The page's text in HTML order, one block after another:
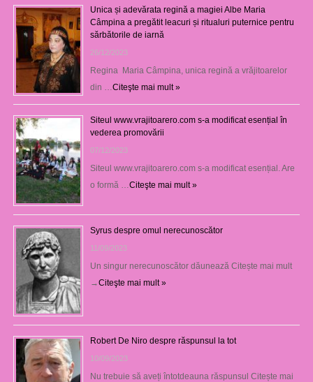
Unica și adevărata regină a magiei Albe Maria
Câmpina a pregătit leacuri și ritualuri puternice pentru
sărbătorile de iarnă
26/12/2023
Regina Maria Câmpina, unica regină a vrăjitoarelor
din …Citeşte mai mult »
Siteul www.vrajitoarero.com s-a modificat esențial în
vederea promovării
07/12/2023
Siteul www.vrajitoarero.com s-a modificat esențial. Are
o formă …Citeşte mai mult »
Syrus despre omul nerecunoscător
11/09/2023
Un singur nerecunoscător dăunează Citește mai mult
→Citeşte mai mult »
Robert De Niro despre răspunsul la tot
10/09/2023
Nu trebuie să aveți întotdeauna răspunsul Citește mai